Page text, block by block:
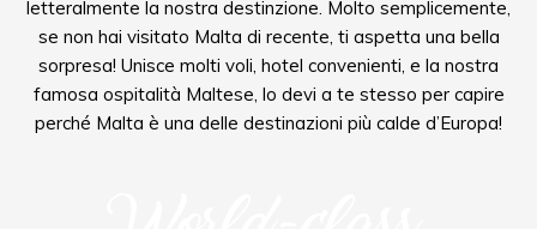
letteralmente la nostra destinzione. Molto semplicemente,
se non hai visitato Malta di recente, ti aspetta una bella
sorpresa! Unisce molti voli, hotel convenienti, e la nostra
famosa ospitalità Maltese, lo devi a te stesso per capire
perché Malta è una delle destinazioni più calde d’Europa!